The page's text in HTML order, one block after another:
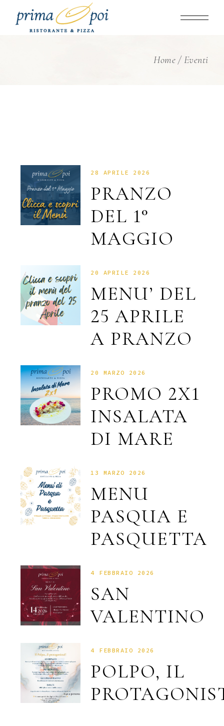
Home Eventi
28 APRILE 2026
PRANZO
DEL 1°
MAGGIO
20 APRILE 2026
MENU’ DEL
25 APRILE
A PRANZO
20 MARZO 2026
PROMO 2X1
INSALATA
DI MARE
13 MARZO 2026
MENU
PASQUA E
PASQUETTA
4 FEBBRAIO 2026
SAN
VALENTINO
4 FEBBRAIO 2026
POLPO, IL